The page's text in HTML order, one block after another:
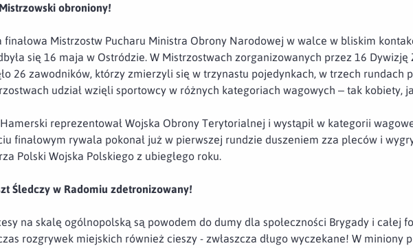
obroniony!
finałowa Mistrzostw Pucharu Ministra Obrony Narodowej w walce w bliskim
się 16 maja w Ostródzie. W Mistrzostwach zorganizowanych przez 16
26 zawodników, którzy zmierzyli się w trzynastu pojedynkach, w trzech rundach
udział wzięli sportowcy w różnych kategoriach wagowych – tak kobiety,
Hamerski reprezentował Wojska Obrony Terytorialnej i wystąpił w kategorii
finałowym rywala pokonał już w pierwszej rundzie duszeniem zza pleców i
Polski Wojska Polskiego z ubiegłego roku.
Śledczy w Radomiu zdetronizowany!
na skalę ogólnopolską są powodem do dumy dla społeczności Brygady i całej
rozgrywek miejskich również cieszy - zwłaszcza długo wyczekane! W miniony